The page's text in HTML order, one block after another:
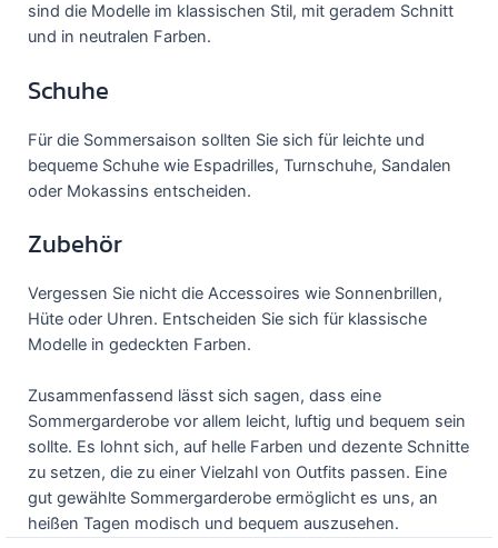
sind die Modelle im klassischen Stil, mit geradem Schnitt
und in neutralen Farben.
Schuhe
Für die Sommersaison sollten Sie sich für leichte und
bequeme Schuhe wie Espadrilles, Turnschuhe, Sandalen
oder Mokassins entscheiden.
Zubehör
Vergessen Sie nicht die Accessoires wie Sonnenbrillen,
Hüte oder Uhren. Entscheiden Sie sich für klassische
Modelle in gedeckten Farben.
Zusammenfassend lässt sich sagen, dass eine
Sommergarderobe vor allem leicht, luftig und bequem sein
sollte. Es lohnt sich, auf helle Farben und dezente Schnitte
zu setzen, die zu einer Vielzahl von Outfits passen. Eine
gut gewählte Sommergarderobe ermöglicht es uns, an
heißen Tagen modisch und bequem auszusehen.